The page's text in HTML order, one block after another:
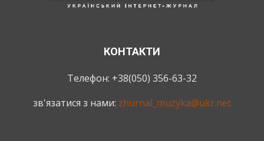
КОНТАКТИ
Телефон: +38(050) 356-63-32
зв'язатися з нами: zhurnal_muzyka@ukr.net